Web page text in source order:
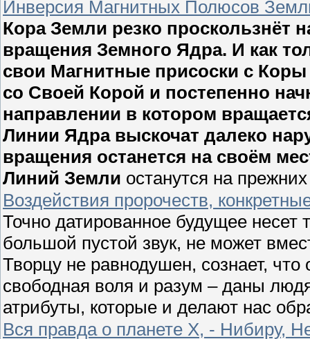
Инверсия Магнитных Полюсов
Кора Земли резко проскользнёт
вращения Земного Ядра. И как
свои Магнитные присоски с
со Своей Корой и постепенно
направлении в котором
Линии Ядра выскочат далеко
вращения останется на своём
Линий Земли останутся на
Воздействия пророчеств,
Точно датированное будущее несет
большой пустой звук, не может
Творцу не равнодушен, сознает,
свободная воля и разум – даны
атрибуты, которые и делают нас
Вся правда о планете Х, - Нибиру,